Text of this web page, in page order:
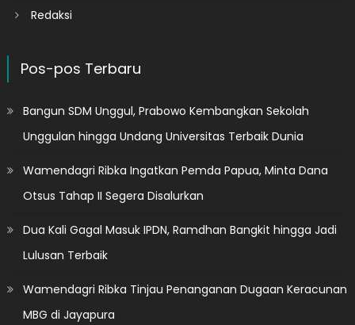
Redaksi
Pos-pos Terbaru
Bangun SDM Unggul, Prabowo Kembangkan Sekolah
Unggulan hingga Undang Universitas Terbaik Dunia
Wamendagri Ribka Ingatkan Pemda Papua, Minta Dana
Otsus Tahap II Segera Disalurkan
Dua Kali Gagal Masuk IPDN, Ramdhan Bangkit hingga Jadi
Lulusan Terbaik
Wamendagri Ribka Tinjau Penanganan Dugaan Keracunan
MBG di Jayapura